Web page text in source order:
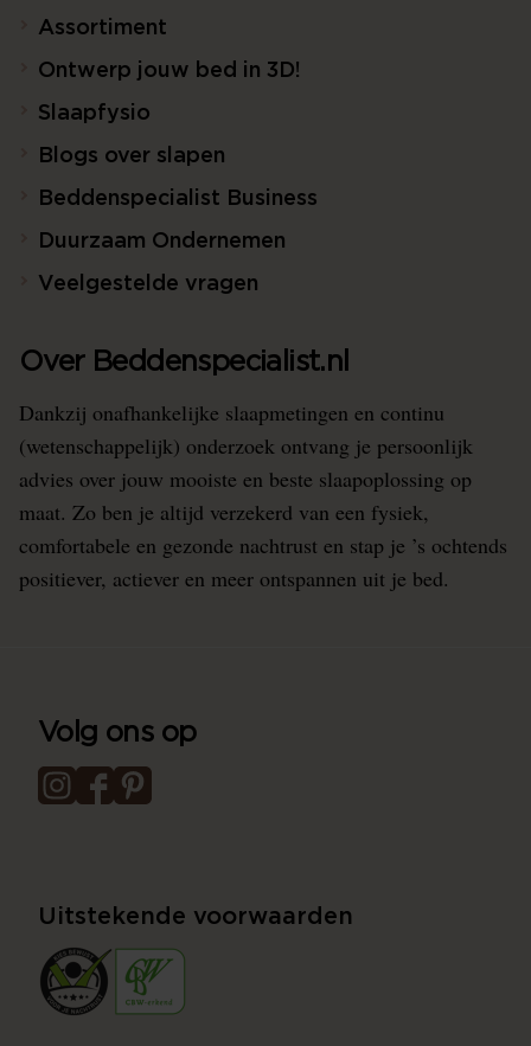
Assortiment
Ontwerp jouw bed in 3D!
Slaapfysio
Blogs over slapen
Beddenspecialist Business
Duurzaam Ondernemen
Veelgestelde vragen
Over Beddenspecialist.nl
Dankzij onafhankelijke slaapmetingen en continu
(wetenschappelijk) onderzoek ontvang je persoonlijk
advies over jouw mooiste en beste slaapoplossing op
maat. Zo ben je altijd verzekerd van een fysiek,
comfortabele en gezonde nachtrust en stap je ’s ochtends
positiever, actiever en meer ontspannen uit je bed.
Volg ons op
Uitstekende voorwaarden